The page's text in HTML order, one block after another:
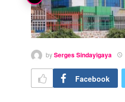
bySerges Sindayigaya
Facebook